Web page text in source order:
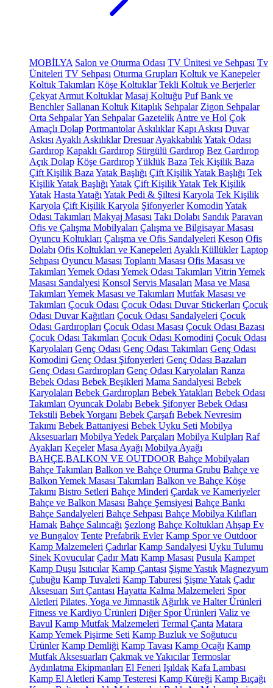
MOBİLYA Salon ve Oturma Odası TV Ünitesi ve Sehpası Tv
Üniteleri TV Sehpası Oturma Grupları Koltuk ve Kanepeler
Koltuk Takımları Köşe Koltuklar Tekli Koltuk ve Berjerler
Çekyat Armut Koltuklar Masaj Koltuğu Puf Bank ve
Benchler Sallanan Koltuk Kitaplık Sehpalar Zigon Sehpalar
Orta SehpalarYan Sehpalar Gazetelik Antre ve Hol Çok
Amaçlı Dolap Portmantolar Askılıklar Kapı Askısı Duvar
Askısı Ayaklı Askılıklar Dresuar AyakkabılıkYatak Odası
Gardırop Kapaklı Gardırop Sürgülü Gardırop Bez Gardırop
Açık Dolap Köşe GardıropYüklük Baza Tek Kişilik Baza
Çift Kişilik Baza Yatak Başlığı Çift Kişilik Yatak Başlığı Tek
Kişilik Yatak Başlığı Yatak Çift Kişilik Yatak Tek Kişilik
Yatak Hasta Yatağı Yatak Pedi & Şiltesi Karyola Tek Kişilik
Karyola Çift Kişilik Karyola Şifonyerler Komodin Yatak
Odası Takımları Makyaj Masası Takı Dolabı Sandık Paravan
Ofis ve Çalışma Mobilyaları Çalışma ve Bilgisayar Masası
Oyuncu Koltukları Çalışma ve Ofis Sandalyeleri Keson Ofis
Dolabı Ofis Koltukları ve Kanepeleri Ayaklı Küllükler Laptop
Sehpası Oyuncu Masası Toplantı Masası Ofis Masası ve
Takımları Yemek Odası Yemek Odası Takımları Vitrin Yemek
Masası Sandalyesi Konsol Servis Masaları Masa ve Masa
Takımları Yemek Masası ve Takımları Mutfak Masası ve
Takımları Çocuk Odası Çocuk Odası Duvar Stickerları Çocuk
Odası Duvar Kağıtları Çocuk Odası Sandalyeleri Çocuk
Odası Gardıropları Çocuk Odası Masası Çocuk Odası Bazası
Çocuk Odası Takımları Çocuk Odası Komodini Çocuk Odası
Karyolaları Genç Odası Genç Odası Takımları Genç Odası
Komodini Genç Odası Şifonyerleri Genç Odası Bazaları
Genç Odası Gardıropları Genç Odası Karyolaları Ranza
Bebek Odası Bebek Beşikleri Mama Sandalyesi Bebek
Karyolaları Bebek Gardıropları Bebek Yatakları Bebek Odası
Takımları Oyuncak Dolabı Bebek Şifonyer Bebek Odası
Tekstili Bebek Yorganı Bebek Çarşafı Bebek Nevresim
Takımı Bebek Battaniyesi Bebek Uyku Seti Mobilya
Aksesuarları Mobilya Yedek Parçaları Mobilya Kulpları Raf
Ayakları Keçeler Masa Ayağı Mobilya Ayağı
BAHÇE,BALKON VE OUTDOOR Bahçe Mobilyaları
Bahçe Takımları Balkon ve Bahçe Oturma Grubu Bahçe ve
Balkon Yemek Masası Takımları Balkon ve Bahçe Köşe
Takımı Bistro Setleri Bahçe Minderi Çardak ve Kameriyeler
Bahçe ve Balkon Masası Bahçe Şemsiyesi Bahçe Bankı
Bahçe Sandalyeleri Bahçe Sehpası Bahçe Mobilya Kılıfları
Hamak Bahçe Salıncağı Şezlong Bahçe Koltukları Ahşap Ev
ve Bungalov Tente Prefabrik Evler Kamp Spor ve Outdoor
Kamp Malzemeleri Çadırlar Kamp Sandalyesi Uyku Tulumu
Sinek Kovucular Çadır Matı Kamp Masası Pusula Kampet
Kamp Duşu Isıtıcılar Kamp Çantası Şişme Yastık Magnezyum
Çubuğu Kamp Tuvaleti Kamp Taburesi Şişme Yatak Çadır
Aksesuarı Sırt Çantası Hayatta Kalma Malzemeleri Spor
Aletleri Pilates, Yoga ve Jimnastik Ağırlık ve Halter Ürünleri
Fitness ve Kardiyo Ürünleri Diğer Spor Ürünleri Valiz ve
Bavul Kamp Mutfak Malzemeleri Termal Çanta Matara
Kamp Yemek Pişirme Seti Kamp Buzluk ve Soğutucu
Ürünler Kamp Demliği Kamp Tavası Kamp Ocağı Kamp
Mutfak Aksesuarları Çakmak ve Yakıcılar Termoslar
Aydınlatma Ekipmanları El Feneri Işıldak Kafa Lambası
Kamp El Aletleri Kamp Testeresi Kamp Küreği Kamp Bıçağı